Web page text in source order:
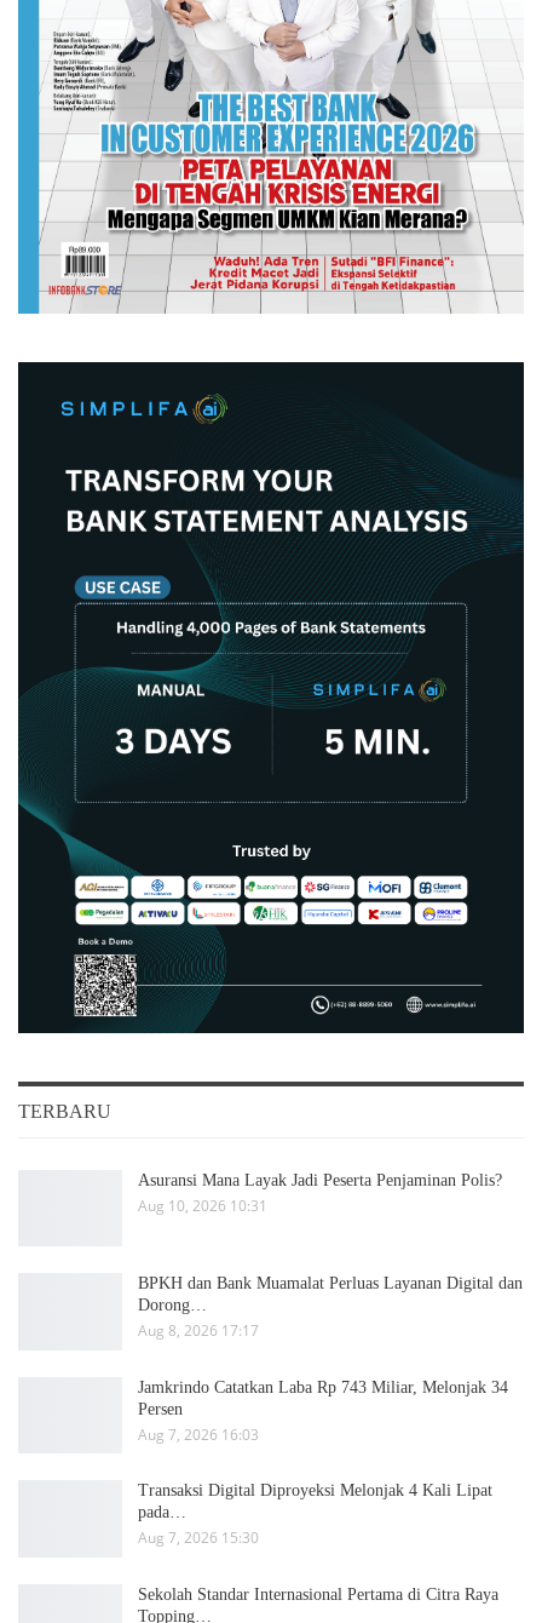
TERBARU
Asuransi Mana Layak Jadi Peserta Penjaminan Polis?
Aug 10, 2026 10:31
BPKH dan Bank Muamalat Perluas Layanan Digital dan
Dorong…
Aug 8, 2026 17:17
Jamkrindo Catatkan Laba Rp 743 Miliar, Melonjak 34
Persen
Aug 7, 2026 16:03
Transaksi Digital Diproyeksi Melonjak 4 Kali Lipat
pada…
Aug 7, 2026 15:30
Sekolah Standar Internasional Pertama di Citra Raya
Topping…